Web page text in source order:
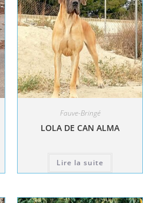
Fauve-Bringé
LOLA DE CAN ALMA
Lire la suite